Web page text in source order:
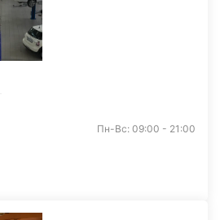
Пн-Вс: 09:00 - 21:00